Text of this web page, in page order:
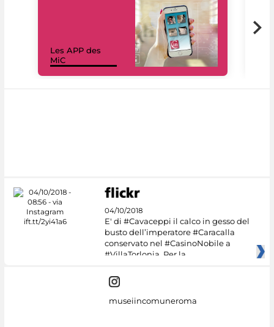
Les APP des
MiC
04/10/2018
E' di #Cavaceppi il calco in gesso del
busto dell’imperatore #Caracalla
conservato nel #CasinoNobile a
#VillaTorlonia. Per la
museiincomuneroma